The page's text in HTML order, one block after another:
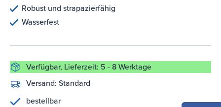
Robust und strapazierfähig
Wasserfest
Verfügbar, Lieferzeit: 5 - 8 Werktage
Versand: Standard
bestellbar